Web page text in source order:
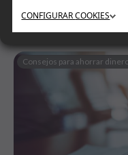
CONFIGURARCOOKIES
Consejos para ahorrar